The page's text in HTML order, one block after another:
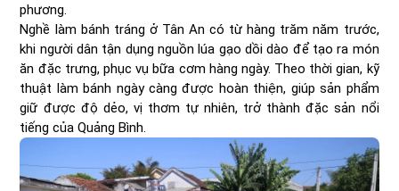
phương.
Nghề làm bánh tráng ở Tân An có từ hàng trăm năm trước,
khi người dân tận dụng nguồn lúa gạo dồi dào để tạo ra món
ăn đặc trưng, phục vụ bữa cơm hàng ngày. Theo thời gian, kỹ
thuật làm bánh ngày càng được hoàn thiện, giúp sản phẩm
giữ được độ dẻo, vị thơm tự nhiên, trở thành đặc sản nổi
tiếng của Quảng Bình.